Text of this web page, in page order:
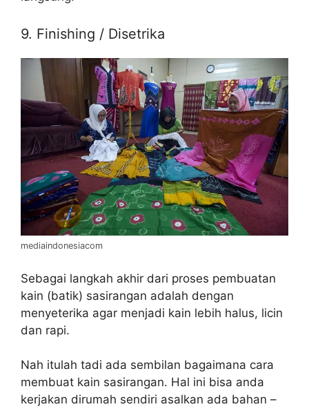
9. Finishing / Disetrika
mediaindonesiacom
Sebagai langkah akhir dari proses pembuatan
kain (batik) sasirangan adalah dengan
menyeterika agar menjadi kain lebih halus, licin
dan rapi.
Nah itulah tadi ada sembilan bagaimana cara
membuat kain sasirangan. Hal ini bisa anda
kerjakan dirumah sendiri asalkan ada bahan –